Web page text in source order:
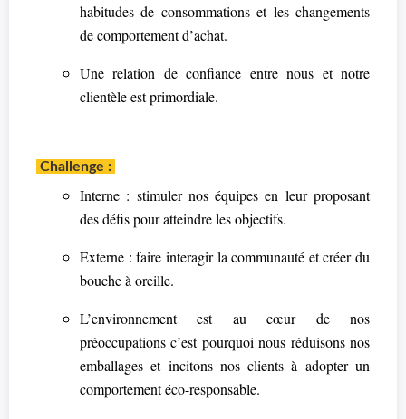
habitudes de consommations et les changements
de comportement d’achat.
Une relation de confiance entre nous et notre
clientèle est primordiale.
Challenge :
Interne : stimuler nos équipes en leur proposant
des défis pour atteindre les objectifs.
Externe : faire interagir la communauté et créer du
bouche à oreille.
L’environnement est au cœur de nos
préoccupations c’est pourquoi nous réduisons nos
emballages et incitons nos clients à adopter un
comportement éco-responsable.